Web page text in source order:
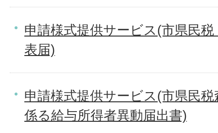
申請様式提供サービス(市県民
表届)
申請様式提供サービス(市県民
係る給与所得者異動届出書)